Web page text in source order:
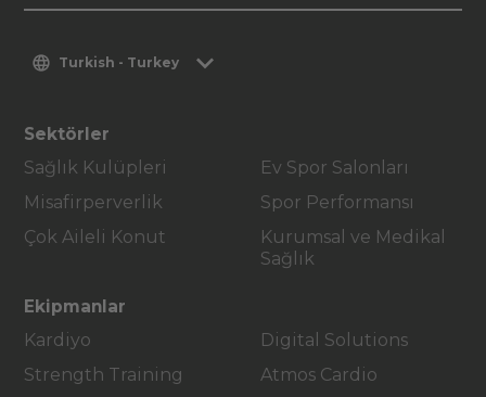
Turkish - Turkey
Sektörler
Sağlık Kulüpleri
Misafirperverlik
Çok Aileli Konut
Ev Spor Salonları
Spor Performansı
Kurumsal ve Medikal
Sağlık
Ekipmanlar
Kardiyo
Strength Training
Digital Solutions
Atmos Cardio